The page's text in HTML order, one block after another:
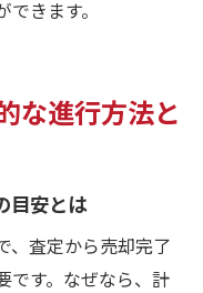
きます。
な進行方法と
目安とは
、査定から売却完了
です。なぜなら、計